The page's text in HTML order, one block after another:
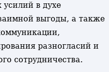
усилий в духе
выгоды, а также
разногласий и
сотрудничества.